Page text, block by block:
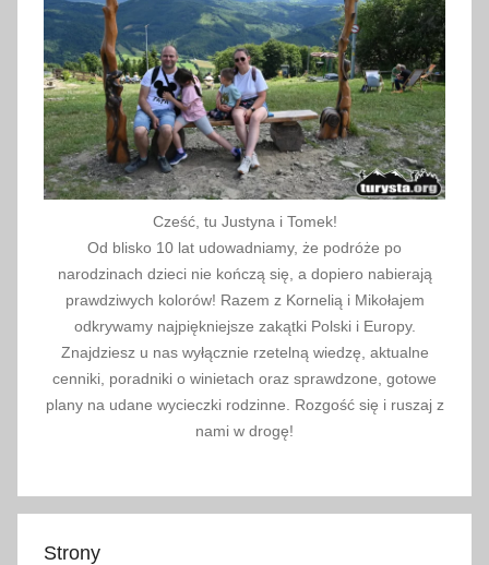
Cześć, tu Justyna i Tomek!
Od blisko 10 lat udowadniamy, że podróże po
narodzinach dzieci nie kończą się, a dopiero nabierają
prawdziwych kolorów! Razem z Kornelią i Mikołajem
odkrywamy najpiękniejsze zakątki Polski i Europy.
Znajdziesz u nas wyłącznie rzetelną wiedzę, aktualne
cenniki, poradniki o winietach oraz sprawdzone, gotowe
plany na udane wycieczki rodzinne. Rozgość się i ruszaj z
nami w drogę!
Strony